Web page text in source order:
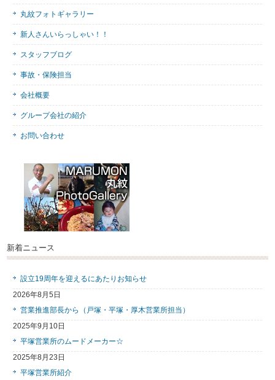
丸紋フォトギャラリー
新人さんいらっしゃい！！
スタッフブログ
事故・保険担当
会社概要
グループ会社の紹介
お問い合わせ
新着ニュース
設立19周年を迎えるにあたりお知らせ
2026年8月5日
営業推進部長から（戸塚・平塚・厚木営業所担当）
2025年9月10日
平塚営業所のムードメーカー☆
2025年8月23日
平塚営業所紹介